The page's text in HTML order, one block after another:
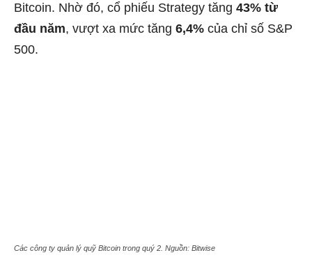
Bitcoin. Nhờ đó, cổ phiếu Strategy tăng 43% từ
đầu năm, vượt xa mức tăng 6,4% của chỉ số S&P
500.
Các công ty quản lý quỹ Bitcoin trong quý 2. Nguồn: Bitwise